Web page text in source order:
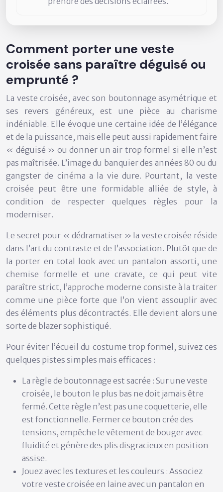
Comment porter une veste
croisée sans paraître déguisé ou
emprunté ?
La veste croisée, avec son boutonnage asymétrique et
ses revers généreux, est une pièce au charisme
indéniable. Elle évoque une certaine idée de l’élégance
et de la puissance, mais elle peut aussi rapidement faire
« déguisé » ou donner un air trop formel si elle n’est
pas maîtrisée. L’image du banquier des années 80 ou du
gangster de cinéma a la vie dure. Pourtant, la veste
croisée peut être une formidable alliée de style, à
condition de respecter quelques règles pour la
moderniser.
Le secret pour « dédramatiser » la veste croisée réside
dans l’art du contraste et de l’association. Plutôt que de
la porter en total look avec un pantalon assorti, une
chemise formelle et une cravate, ce qui peut vite
paraître strict, l’approche moderne consiste à la traiter
comme une pièce forte que l’on vient assouplir avec
des éléments plus décontractés. Elle devient alors une
sorte de blazer sophistiqué.
Pour éviter l’écueil du costume trop formel, suivez ces
quelques pistes simples mais efficaces :
La règle de boutonnage est sacrée : Sur une veste
croisée, le bouton le plus bas ne doit jamais être
fermé. Cette règle n’est pas une coquetterie, elle
est fonctionnelle. Fermer ce bouton crée des
tensions, empêche le vêtement de bouger avec
fluidité et génère des plis disgracieux en position
assise.
Jouez avec les textures et les couleurs : Associez
votre veste croisée en laine avec un pantalon en